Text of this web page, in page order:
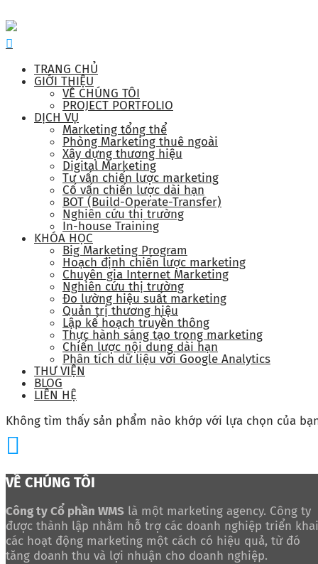
TRANG CHỦ
GIỚI THIỆU
VỀ CHÚNG TÔI
PROJECT PORTFOLIO
DỊCH VỤ
Marketing tổng thể
Phòng Marketing thuê ngoài
Xây dựng thương hiệu
Digital Marketing
Tư vấn chiến lược marketing
Cố vấn chiến lược dài hạn
BOT (Build-Operate-Transfer)
Nghiên cứu thị trường
In-house Training
KHÓA HỌC
Big Marketing Program
Hoạch định chiến lược marketing
Chuyên gia Internet Marketing
Nghiên cứu thị trường
Đo lường hiệu suất marketing
Quản trị thương hiệu
Lập kế hoạch truyền thông
Thực hành sáng tạo trong marketing
Chiến lược nội dung dài hạn
Phân tích dữ liệu với Google Analytics
THƯ VIỆN
BLOG
LIÊN HỆ
Không tìm thấy sản phẩm nào khớp với lựa chọn của
VỀ CHÚNG TÔI
Công ty Cổ phần WMS là một marketing agency. Công ty
được thành lập nhằm hỗ trợ các doanh nghiệp triển khai
các hoạt động marketing một cách có hiệu quả, từ đó
tăng doanh thu và lợi nhuận cho doanh nghiệp.